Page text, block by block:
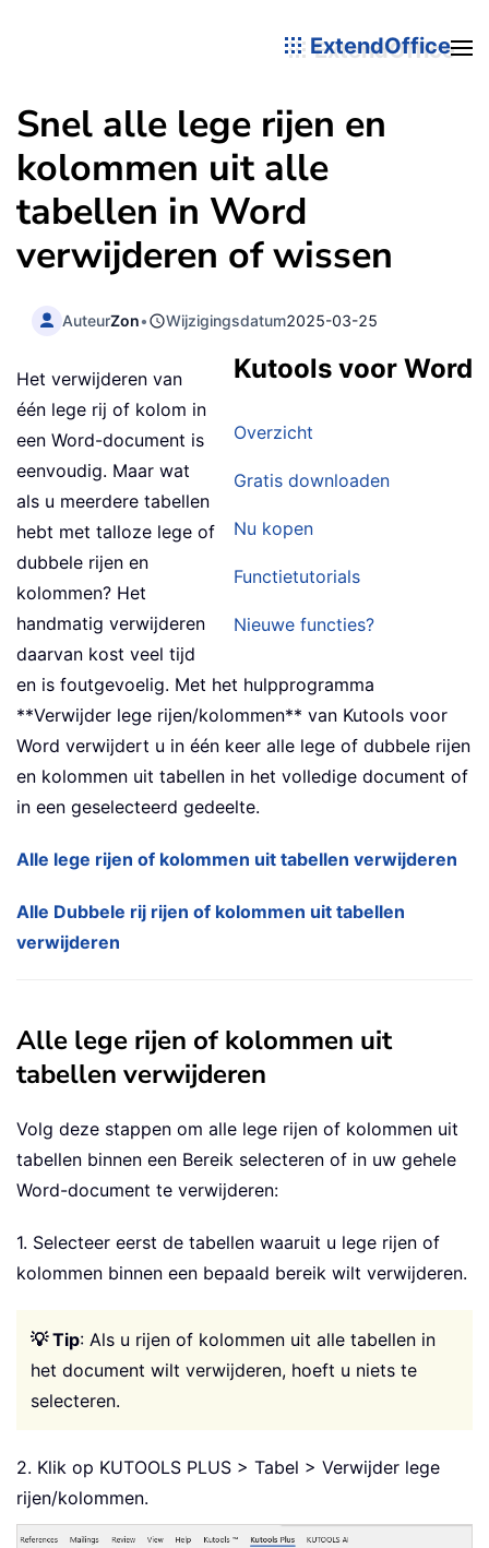
ExtendOffice
Snel alle lege rijen en
kolommen uit alle
tabellen in Word
verwijderen of wissen
AuteurZon• Wijzigingsdatum2025-03-25
Kutools voor Word
Overzicht
Gratis downloaden
Nu kopen
Functietutorials
Nieuwe functies?
Het verwijderen van
één lege rij of kolom in
een Word-document is
eenvoudig. Maar wat
als u meerdere tabellen
hebt met talloze lege of
dubbele rijen en
kolommen? Het
handmatig verwijderen
daarvan kost veel tijd
en is foutgevoelig. Met het hulpprogramma
**Verwijder lege rijen/kolommen** van Kutools voor
Word verwijdert u in één keer alle lege of dubbele rijen
en kolommen uit tabellen in het volledige document of
in een geselecteerd gedeelte.
Alle lege rijen of kolommen uit tabellen verwijderen
Alle Dubbele rij rijen of kolommen uit tabellen
verwijderen
Alle lege rijen of kolommen uit
tabellen verwijderen
Volg deze stappen om alle lege rijen of kolommen uit
tabellen binnen een Bereik selecteren of in uw gehele
Word-document te verwijderen:
1. Selecteer eerst de tabellen waaruit u lege rijen of
kolommen binnen een bepaald bereik wilt verwijderen.
💡 Tip: Als u rijen of kolommen uit alle tabellen in
het document wilt verwijderen, hoeft u niets te
selecteren.
2. Klik op KUTOOLS PLUS > Tabel > Verwijder lege
rijen/kolommen.